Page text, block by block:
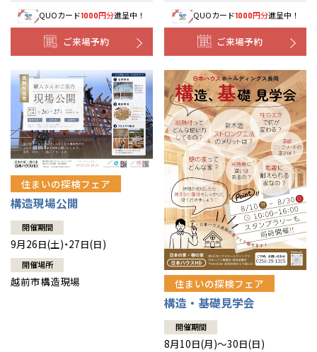
QUOカード1000円分進呈中！
ご来場予約
QUOカード1000円分進呈中！
ご来場予約
住まいの探検フェア
構造現場公開
開催期間
9月26日(土)・27日(日)
開催場所
越前市構造現場 住まいの探検フェア
構造・基礎見学会
開催期間
8月10日(月)～30日(日)